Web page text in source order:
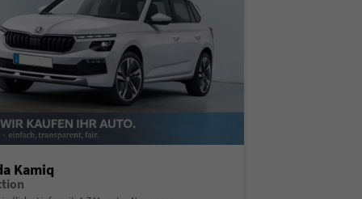
Kamiq